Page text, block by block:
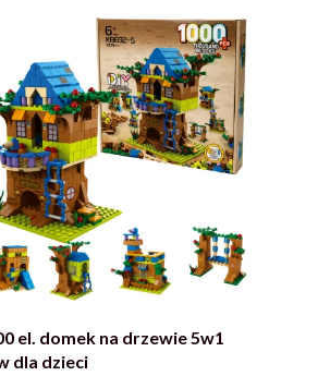
el. domek na drzewie 5w1
dla dzieci